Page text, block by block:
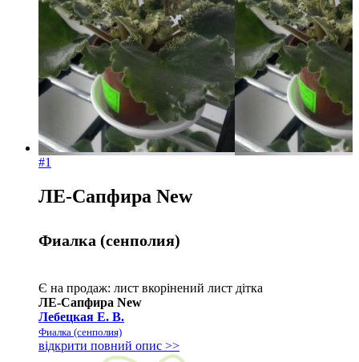
За
назвою Я-
#1
ЛЕ-Сапфира New
Фиалка (сенполия)
Є на продаж: лист вкорінений лист дітка
ЛЕ-Сапфира New
Лебецкая Е. В.
Фиалка (сенполия)
відкрити повний опис >>